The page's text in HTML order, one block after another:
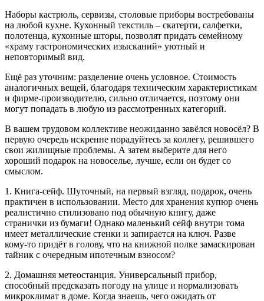
Наборы кастрюль, сервизы, столовые приборы востребованы
на любой кухне. Кухонный текстиль – скатерти, салфетки,
полотенца, кухонные шторы, позволят придать семейному
«храму гастрономических изысканий» уютный и
неповторимый вид.
Ещё раз уточним: разделение очень условное. Стоимость
аналогичных вещей, благодаря техническим характеристикам
и фирме-производителю, сильно отличается, поэтому они
могут попадать в любую из рассмотренных категорий.
В вашем трудовом коллективе неожиданно завёлся новосёл? В
первую очередь искренне порадуйтесь за коллегу, решившего
свои жилищные проблемы. А затем выберите для него
хороший подарок на новоселье, лучше, если он будет со
смыслом.
1. Книга-сейф. Шуточный, на первый взгляд, подарок, очень
практичен в использовании. Место для хранения купюр очень
реалистично стилизовано под обычную книгу, даже
странички из бумаги! Однако маленький сейф внутри тома
имеет металлические стенки и запирается на ключ. Разве
кому-то придёт в голову, что на книжной полке замаскирован
тайник с очередным ипотечным взносом?
2. Домашняя метеостанция. Универсальный прибор,
способный предсказать погоду на улице и нормализовать
микроклимат в доме. Когда знаешь, чего ожидать от